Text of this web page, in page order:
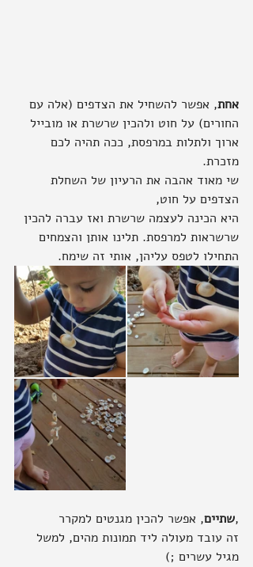
אחת, אפשר להשחיל את הצדפים (אלה עם
החורים) על חוט ולהכין שרשרת או מובייל
ארוך ולתלות במרפסת, ככה תהיה לכם
מזכרת.
שי מאוד אהבה את הרעיון של השחלת
הצדפים על חוט,
היא הכינה לעצמה שרשרת ואז עברה להכין
שרשראות למרפסת. תלינו אותן והצמחים
התחילו לטפס עליהן, אותי זה שימח.
,שתיים, אפשר להכין מגנטים למקרר
זה עובד מעולה ליד תמונות מהים, למשל
מגיל עשרים ;)